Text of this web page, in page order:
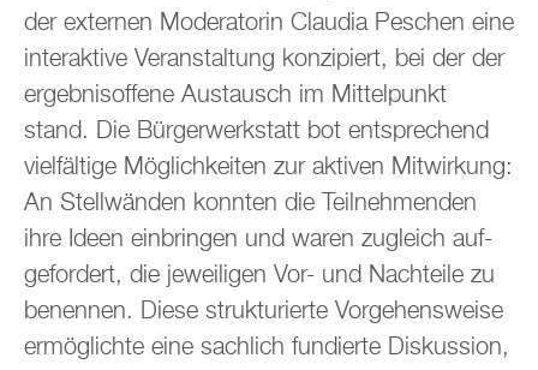
der ex­ter­nen Mo­de­ra­to­rin Clau­dia Pe­schen eine
in­ter­ak­ti­ve Ver­an­stal­tung kon­zi­piert, bei der der
er­geb­nis­of­fe­ne Aus­tausch im Mit­tel­punkt
stand. Die Bür­ger­werk­statt bot ent­spre­chend
viel­fäl­ti­ge Mög­lich­kei­ten zur ak­ti­ven Mit­wir­kung:
An Stell­wän­den konn­ten die Teil­neh­men­den
ihre Ideen ein­brin­gen und waren zu­gleich auf­
ge­for­dert, die je­wei­li­gen Vor- und Nach­tei­le zu
be­nen­nen. Diese struk­tu­rier­te Vor­ge­hens­wei­se
er­mög­lich­te eine sach­lich fun­dier­te Dis­kus­si­on,